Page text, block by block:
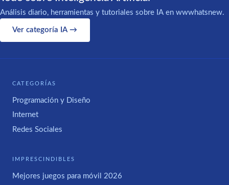
Análisis diario, herramientas y tutoriales sobre IA en wwwhatsnew.
Ver categoría IA →
CATEGORÍAS
Programación y Diseño
Internet
Redes Sociales
IMPRESCINDIBLES
Mejores juegos para móvil 2026